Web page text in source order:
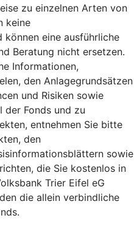
zu einzelnen Arten von
keine
können eine ausführliche
Beratung nicht ersetzen.
Informationen,
den Anlagegrundsätzen
und Risiken sowie
der Fonds und zu
entnehmen Sie bitte
den
sowie
die Sie kostenlos in
Trier Eifel eG
die allein verbindliche